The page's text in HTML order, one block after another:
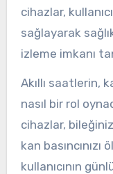
cihazlar,
sağlayarak
izleme imkanı
Akıllı saatlerin,
nasıl bir rol
cihazlar,
kan
kullanıcının